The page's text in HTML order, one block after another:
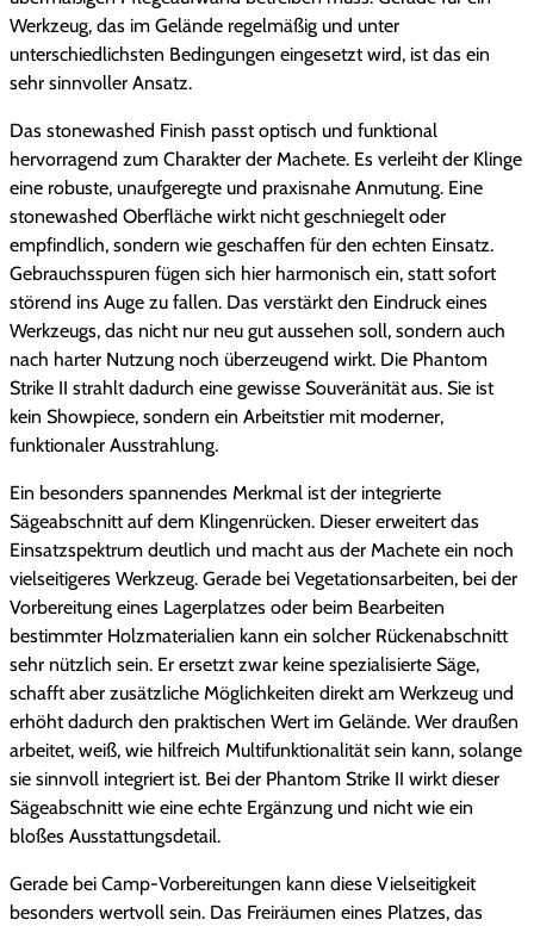
Werkzeug, das im Gelände regelmäßig und unter
unterschiedlichsten Bedingungen eingesetzt wird, ist das ein
sehr sinnvoller Ansatz.
Das stonewashed Finish passt optisch und funktional
hervorragend zum Charakter der Machete. Es verleiht der Klinge
eine robuste, unaufgeregte und praxisnahe Anmutung. Eine
stonewashed Oberfläche wirkt nicht geschniegelt oder
empfindlich, sondern wie geschaffen für den echten Einsatz.
Gebrauchsspuren fügen sich hier harmonisch ein, statt sofort
störend ins Auge zu fallen. Das verstärkt den Eindruck eines
Werkzeugs, das nicht nur neu gut aussehen soll, sondern auch
nach harter Nutzung noch überzeugend wirkt. Die Phantom
Strike II strahlt dadurch eine gewisse Souveränität aus. Sie ist
kein Showpiece, sondern ein Arbeitstier mit moderner,
funktionaler Ausstrahlung.
Ein besonders spannendes Merkmal ist der integrierte
Sägeabschnitt auf dem Klingenrücken. Dieser erweitert das
Einsatzspektrum deutlich und macht aus der Machete ein noch
vielseitigeres Werkzeug. Gerade bei Vegetationsarbeiten, bei der
Vorbereitung eines Lagerplatzes oder beim Bearbeiten
bestimmter Holzmaterialien kann ein solcher Rückenabschnitt
sehr nützlich sein. Er ersetzt zwar keine spezialisierte Säge,
schafft aber zusätzliche Möglichkeiten direkt am Werkzeug und
erhöht dadurch den praktischen Wert im Gelände. Wer draußen
arbeitet, weiß, wie hilfreich Multifunktionalität sein kann, solange
sie sinnvoll integriert ist. Bei der Phantom Strike II wirkt dieser
Sägeabschnitt wie eine echte Ergänzung und nicht wie ein
bloßes Ausstattungsdetail.
Gerade bei Camp-Vorbereitungen kann diese Vielseitigkeit
besonders wertvoll sein. Das Freiräumen eines Platzes, das